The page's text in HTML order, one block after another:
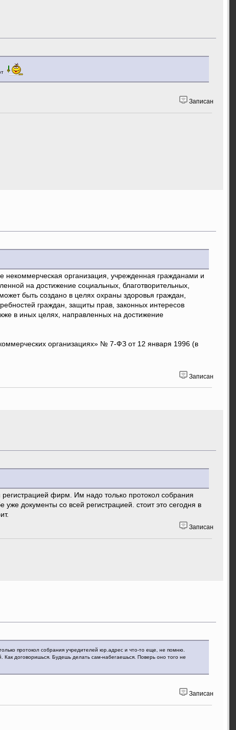
Записан
некоммерческая организация, учрежденная гражданами и
на достижение социальных, благотворительных,
быть создано в целях охраны здоровья граждан,
граждан, защиты прав, законных интересов
в иных целях, направленных на достижение
организациях» № 7-ФЗ от 12 января 1996 (в
Записан
фирм. Им надо только протокол собрания
документы со всей регистрацией. стоит это сегодня в
Записан
протокол собрания учредителей юр.адрес и что-то еще, не помню.
договоришься. Будешь делать сам-набегаешься. Поверь оно того не
Записан